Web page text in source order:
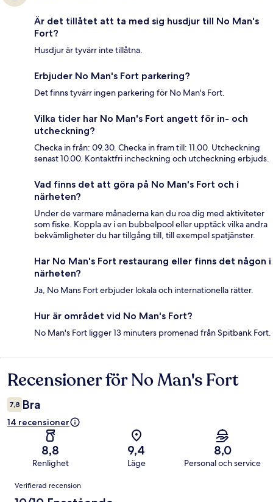
Är det tillåtet att ta med sig husdjur till No Man's
Fort?
Husdjur är tyvärr inte tillåtna.
Erbjuder No Man's Fort parkering?
Det finns tyvärr ingen parkering för No Man's Fort.
Vilka tider har No Man's Fort angett för in- och
utcheckning?
Checka in från: 09.30. Checka in fram till: 11.00. Utcheckning
senast 10.00. Kontaktfri incheckning och utcheckning erbjuds.
Vad finns det att göra på No Man's Fort och i
närheten?
Under de varmare månaderna kan du roa dig med aktiviteter
som fiske. Koppla av i en bubbelpool eller upptäck vilka andra
bekvämligheter du har tillgång till, till exempel spatjänster.
Har No Man's Fort restaurang eller finns det någon i
närheten?
Ja, No Mans Fort erbjuder lokala och internationella rätter.
Hur är området vid No Man's Fort?
No Man's Fort ligger 13 minuters promenad från Spitbank Fort.
Recensioner
Recensioner för No Man's Fort
7,8 Bra
14 recensioner
8,8
Renlighet
9,4
Läge
8,0
Personal och service
Recensioner
Verifierad recension